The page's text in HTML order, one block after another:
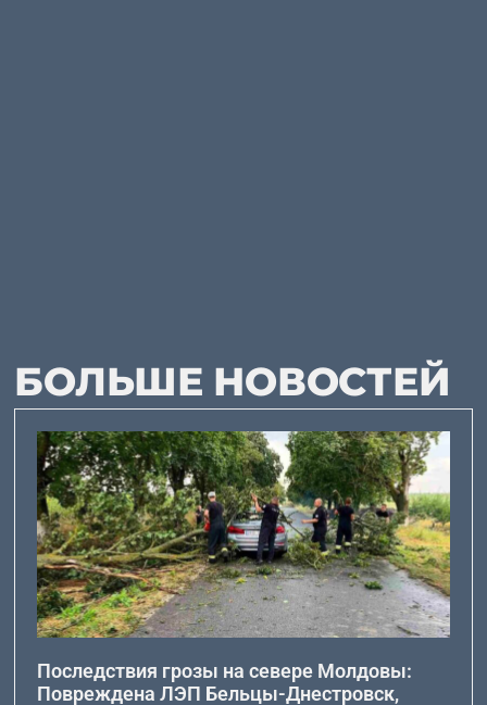
БОЛЬШЕ НОВОСТЕЙ
Последствия грозы на севере Молдовы:
Повреждена ЛЭП Бельцы-Днестровск,